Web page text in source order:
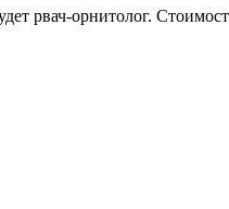
рвач-орнитолог.